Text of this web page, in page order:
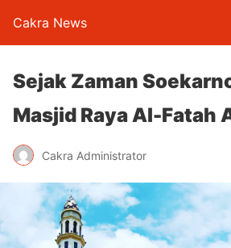
Cakra News
Sejak Zaman
Masjid Raya Al-Fatah
Cakra Administrator